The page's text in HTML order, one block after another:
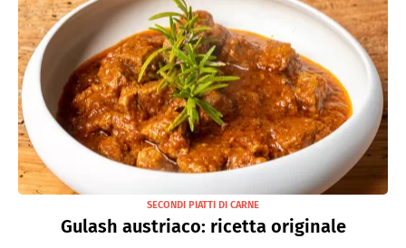
SECONDI PIATTI DI CARNE
Gulash austriaco: ricetta originale